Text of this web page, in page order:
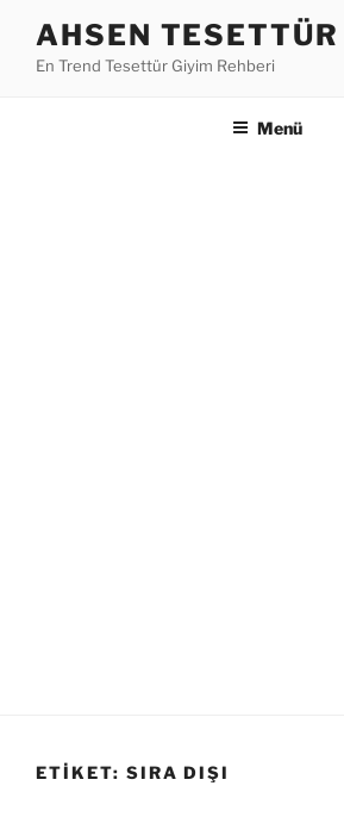
AHSEN TESETTÜR
En Trend Tesettür Giyim Rehberi
Menü
ETIKET: SIRA DIŞI